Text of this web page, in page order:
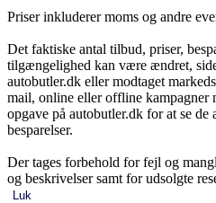
Priser inkluderer moms og andre
Det faktiske antal tilbud, priser,
tilgængelighed kan være ændret,
autobutler.dk eller modtaget
mail, online eller offline kampagner
opgave på autobutler.dk for at se
besparelser.
Der tages forbehold for fejl og
og beskrivelser samt for udsolgte
Luk